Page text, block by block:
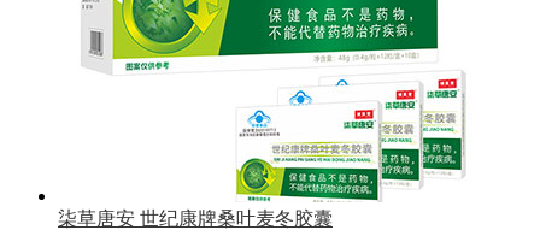
柒草唐安 世纪康牌桑叶麦冬胶囊